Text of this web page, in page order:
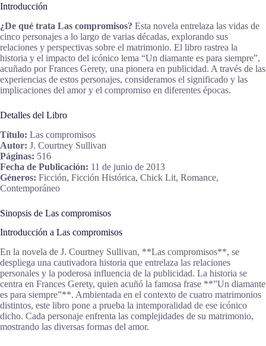
Introducción
¿De qué trata Las compromisos? Esta novela entrelaza las vidas de
cinco personajes a lo largo de varias décadas, explorando sus
relaciones y perspectivas sobre el matrimonio. El libro rastrea la
historia y el impacto del icónico lema “Un diamante es para siempre”,
acuñado por Frances Gerety, una pionera en publicidad. A través de las
experiencias de estos personajes, consideramos el significado y las
implicaciones del amor y el compromiso en diferentes épocas.
Detalles del Libro
Título: Las compromisos
Autor: J. Courtney Sullivan
Páginas: 516
Fecha de Publicación: 11 de junio de 2013
Géneros: Ficción, Ficción Histórica, Chick Lit, Romance,
Contemporáneo
Sinopsis de Las compromisos
Introducción a Las compromisos
En la novela de J. Courtney Sullivan, **Las compromisos**, se
despliega una cautivadora historia que entrelaza las relaciones
personales y la poderosa influencia de la publicidad. La historia se
centra en Frances Gerety, quien acuñó la famosa frase **”Un diamante
es para siempre”**. Ambientada en el contexto de cuatro matrimonios
distintos, este libro pone a prueba la intemporalidad de ese icónico
dicho. Cada personaje enfrenta las complejidades de su matrimonio,
mostrando las diversas formas del amor.